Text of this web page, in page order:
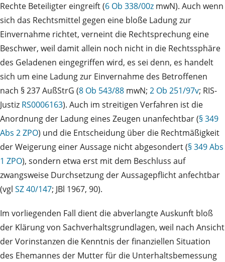
Rechte Beteiligter eingreift (6 Ob 338/00z mwN). Auch wenn
sich das Rechtsmittel gegen eine bloße Ladung zur
Einvernahme richtet, verneint die Rechtsprechung eine
Beschwer, weil damit allein noch nicht in die Rechtssphäre
des Geladenen eingegriffen wird, es sei denn, es handelt
sich um eine Ladung zur Einvernahme des Betroffenen
nach § 237 AußStrG (8 Ob 543/88 mwN; 2 Ob 251/97v; RIS-
Justiz RS0006163). Auch im streitigen Verfahren ist die
Anordnung der Ladung eines Zeugen unanfechtbar (§ 349
Abs 2 ZPO) und die Entscheidung über die Rechtmäßigkeit
der Weigerung einer Aussage nicht abgesondert (§ 349 Abs
1 ZPO), sondern etwa erst mit dem Beschluss auf
zwangsweise Durchsetzung der Aussagepflicht anfechtbar
(vgl SZ 40/147; JBl 1967, 90).
Im vorliegenden Fall dient die abverlangte Auskunft bloß
der Klärung von Sachverhaltsgrundlagen, weil nach Ansicht
der Vorinstanzen die Kenntnis der finanziellen Situation
des Ehemannes der Mutter für die Unterhaltsbemessung